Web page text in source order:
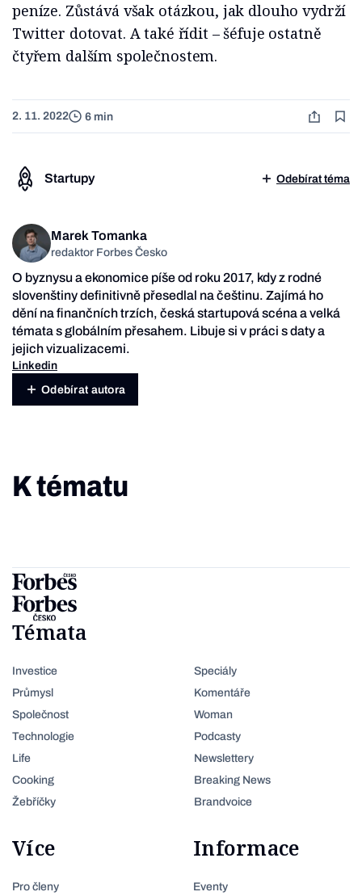
peníze. Zůstává však otázkou, jak dlouho vydrží
Twitter dotovat. A také řídit – šéfuje ostatně
čtyřem dalším společnostem.
2. 11. 2022 6 min
Startupy Odebírat téma
Marek Tomanka
redaktor Forbes Česko
O byznysu a ekonomice píše od roku 2017, kdy z rodné
slovenštiny definitivně přesedlal na češtinu. Zajímá ho
dění na finančních trzích, česká startupová scéna a velká
témata s globálním přesahem. Libuje si v práci s daty a
jejich vizualizacemi.
Linkedin
Odebírat autora
K tématu
Témata
Investice
Průmysl
Společnost
Technologie
Life
Cooking
Žebříčky
Speciály
Komentáře
Woman
Podcasty
Newslettery
Breaking News
Brandvoice
Více
Pro členy
Informace
Eventy